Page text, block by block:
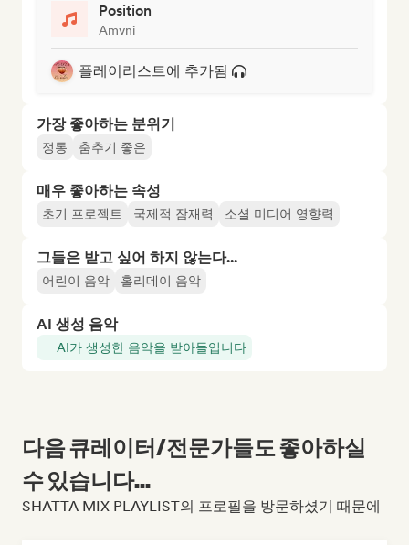
Position
Amvni
플레이리스트에 추가됨
가장 좋아하는 분위기
정통 춤추기 좋은
매우 좋아하는 속성
초기 프로젝트 국제적 잠재력 소셜 미디어 영향력
그들은 받고 싶어 하지 않는다...
어린이 음악 홀리데이 음악
AI 생성 음악
AI가 생성한 음악을 받아들입니다
다음 큐레이터/전문가들도 좋아하실
수 있습니다...
SHATTA MIX PLAYLIST의 프로필을 방문하셨기 때문에